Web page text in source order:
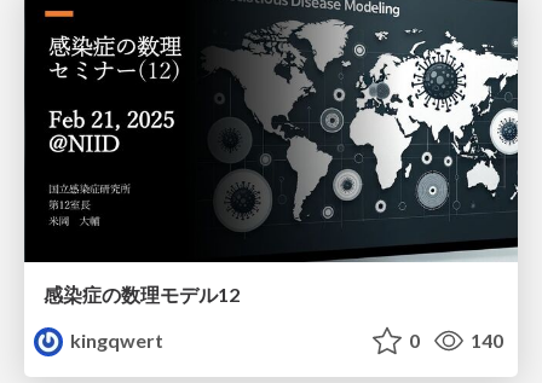
感染症の数理モデル12
kingqwert
0 140